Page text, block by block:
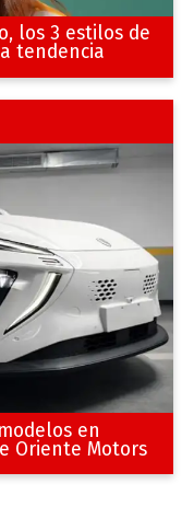
los 3 estilos de
tendencia
en
Oriente Motors